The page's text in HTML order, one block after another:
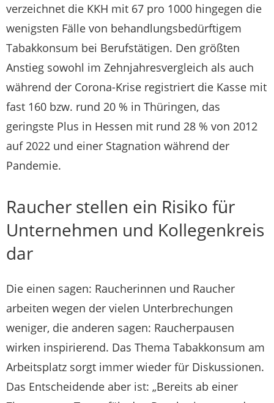
verzeichnet die KKH mit 67 pro 1000 hingegen die
wenigsten Fälle von behandlungsbedürftigem
Tabakkonsum bei Berufstätigen. Den größten
Anstieg sowohl im Zehnjahresvergleich als auch
während der Corona-Krise registriert die Kasse mit
fast 160 bzw. rund 20 % in Thüringen, das
geringste Plus in Hessen mit rund 28 % von 2012
auf 2022 und einer Stagnation während der
Pandemie.
Raucher stellen ein Risiko für
Unternehmen und Kollegenkreis
dar
Die einen sagen: Raucherinnen und Raucher
arbeiten wegen der vielen Unterbrechungen
weniger, die anderen sagen: Raucherpausen
wirken inspirierend. Das Thema Tabakkonsum am
Arbeitsplatz sorgt immer wieder für Diskussionen.
Das Entscheidende aber ist: „Bereits ab einer